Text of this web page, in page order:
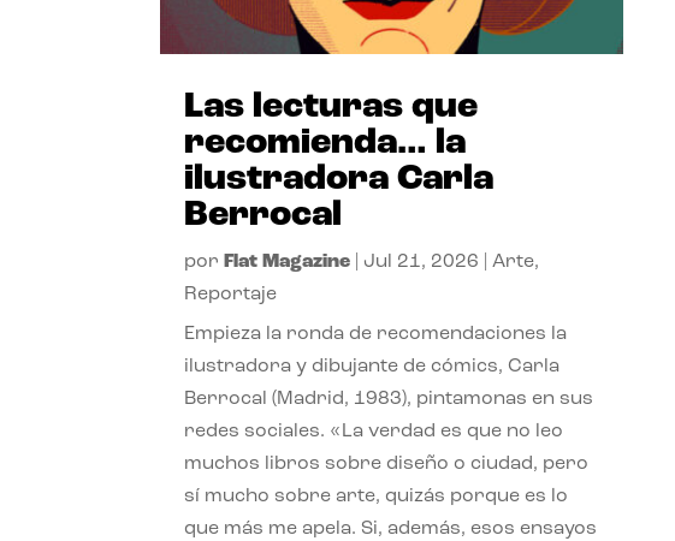
Las lecturas que
recomienda… la
ilustradora Carla
Berrocal
por Flat Magazine Jul 21, 2026 |Arte,
Reportaje
Empieza la ronda de recomendaciones la
ilustradora y dibujante de cómics, Carla
Berrocal (Madrid, 1983), pintamonas en sus
redes sociales. «La verdad es que no leo
muchos libros sobre diseño o ciudad, pero
sí mucho sobre arte, quizás porque es lo
que más me apela. Si, además, esos ensayos